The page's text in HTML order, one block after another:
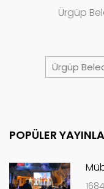
Ürgüp
Ürgüp
POPÜLER